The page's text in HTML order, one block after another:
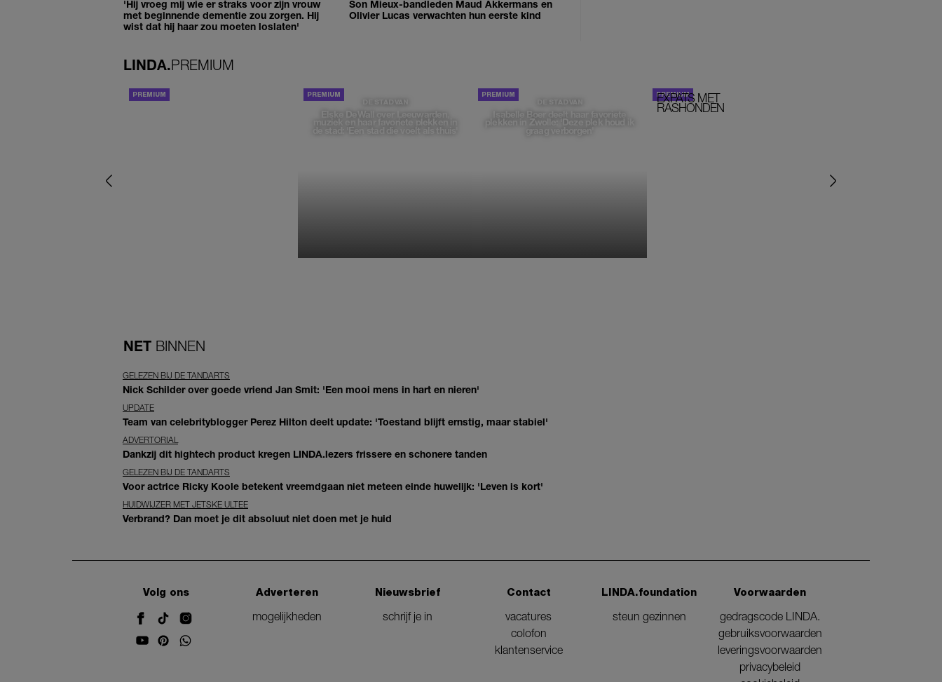
'Hij vroeg mij wie er straks voor zijn vrouw
met beginnende dementie zou zorgen. Hij
wist dat hij haar zou moeten loslaten'
Son Mieux-bandleden Maud Akkermans en
Olivier Lucas verwachten hun eerste kind
LINDA.PREMIUM
DE STAD VAN
Elske DeWall over Leeuwarden,
muziek en haar favoriete plekken in
de stad: 'Een stad die voelt als thuis'
DE STAD VAN
Isabelle Boer deelt haar favoriete
plekken in Zwolle: 'Deze plek houd ik
graag verborgen'
EXPATS MET
RASHONDEN
NET BINNEN
GELEZEN BIJ DE TANDARTS
Nick Schilder over goede vriend Jan Smit: 'Een mooi mens in hart en nieren'
UPDATE
Team van celebrityblogger Perez Hilton deelt update: 'Toestand blijft ernstig, maar stabiel'
ADVERTORIAL
Dankzij dit hightech product kregen LINDA.lezers frissere en schonere tanden
GELEZEN BIJ DE TANDARTS
Voor actrice Ricky Koole betekent vreemdgaan niet meteen einde huwelijk: 'Leven is kort'
HUIDWIJZER MET JETSKE ULTEE
Verbrand? Dan moet je dit absoluut niet doen met je huid
Volg ons
Adverteren
mogelijkheden
Nieuwsbrief
schrijf je in
Contact
vacatures
colofon
klantenservice
LINDA.foundation
steun gezinnen
Voorwaarden
gedragscode LINDA.
gebruiksvoorwaarden
leveringsvoorwaarden
privacybeleid